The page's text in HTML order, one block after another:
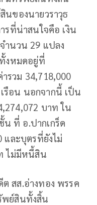
นของนายวราวุธ
รที่น่าสนใจคือ เงิน
ำนวน 29 แปลง
งหมดอยู่ที่
วม 34,718,000
รือน นอกจากนี้ เป็น
บาท ใน
ที่ อ.ปากเกร็ด
และบุตรที่ยังไม่
ไม่มีหนี้สิน
สส.อ่างทอง พรรค
พย์สินทั้งสิ้น